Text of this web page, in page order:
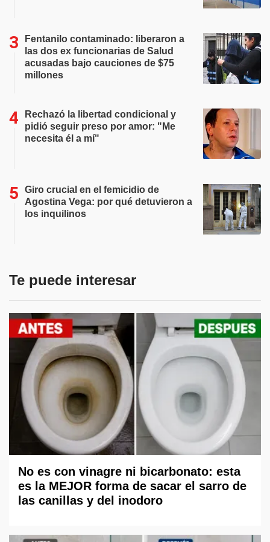
Fentanilo contaminado: liberaron a
las dos ex funcionarias de Salud
acusadas bajo cauciones de $75
millones
Rechazó la libertad condicional y
pidió seguir preso por amor: "Me
necesita él a mí"
Giro crucial en el femicidio de
Agostina Vega: por qué detuvieron a
los inquilinos
Te puede interesar
No es con vinagre ni bicarbonato: esta
es la MEJOR forma de sacar el sarro de
las canillas y del inodoro